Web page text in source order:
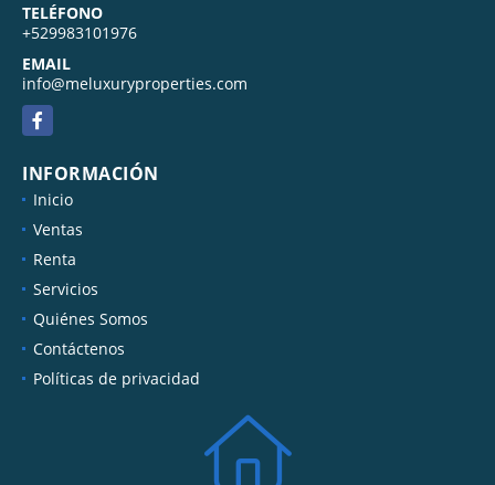
TELÉFONO
+529983101976
EMAIL
info@meluxuryproperties.com
Facebook
INFORMACIÓN
Inicio
Ventas
Renta
Servicios
Quiénes Somos
Contáctenos
Políticas de privacidad